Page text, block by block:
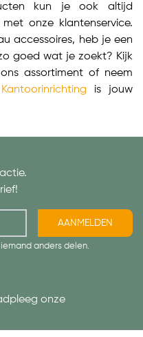
kun je ook altijd
onze klantenservice.
accessoires, heb je een
goed wat je zoekt? Kijk
assortiment of neem
is jouw
AANMELDEN
anders delen.
onze